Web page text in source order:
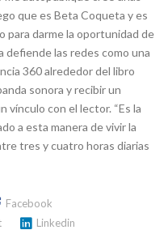
que es Beta Coqueta y es
para darme la oportunidad de
defiende las redes como una
360 alrededor del libro
sonora y recibir un
vínculo con el lector. “Es la
a esta manera de vivir la
tres y cuatro horas diarias
Facebook
Linkedin